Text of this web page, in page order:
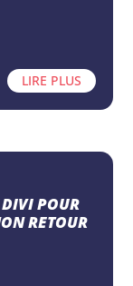
LIRE PLUS
POUR
RETOUR